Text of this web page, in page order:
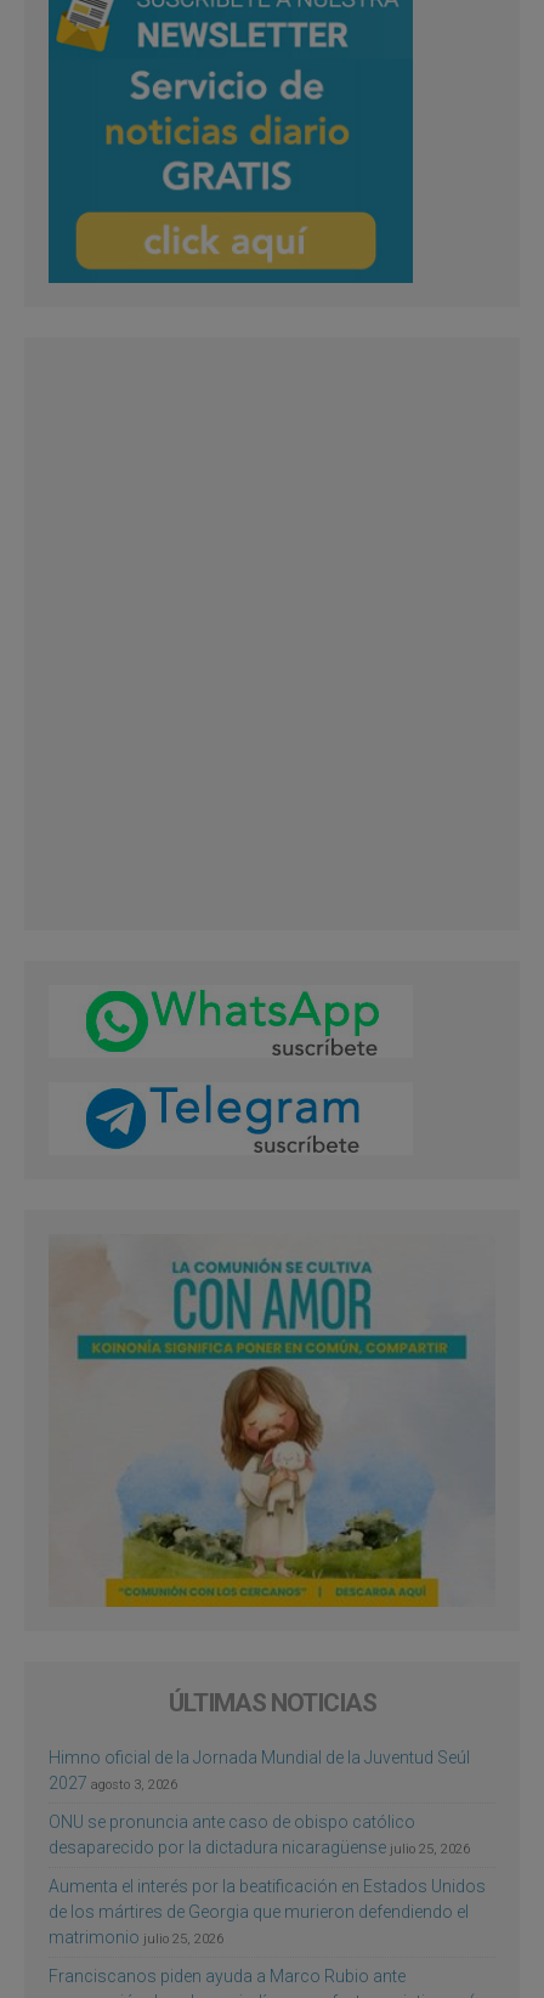
ÚLTIMAS NOTICIAS
Himno oficial de la Jornada Mundial de la Juventud Seúl
2027 agosto 3, 2026
ONU se pronuncia ante caso de obispo católico
desaparecido por la dictadura nicaragüense julio 25, 2026
Aumenta el interés por la beatificación en Estados Unidos
de los mártires de Georgia que murieron defendiendo el
matrimonio julio 25, 2026
Franciscanos piden ayuda a Marco Rubio ante